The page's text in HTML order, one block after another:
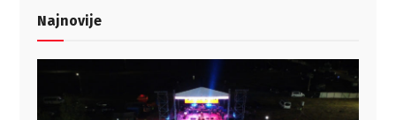
Najnovije